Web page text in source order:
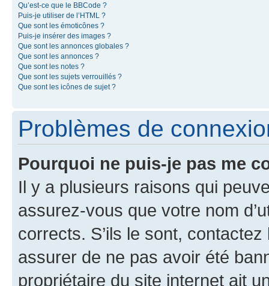
Qu’est-ce que le BBCode ?
Puis-je utiliser de l’HTML ?
Que sont les émoticônes ?
Puis-je insérer des images ?
Que sont les annonces globales ?
Que sont les annonces ?
Que sont les notes ?
Que sont les sujets verrouillés ?
Que sont les icônes de sujet ?
Problèmes de
Pourquoi ne puis-je pas me
Il y a plusieurs raisons qui
assurez-vous que votre nom
corrects. S’ils le sont,
assurer de ne pas avoir été
propriétaire du site internet ait